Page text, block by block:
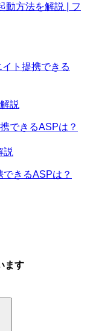
動方法を解説 | フ
ト提携できる
できるASPは？
きるASPは？
ます